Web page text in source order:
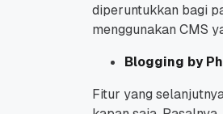
diperuntukkan bagi
menggunakan CMS
Blogging by
Fitur yang